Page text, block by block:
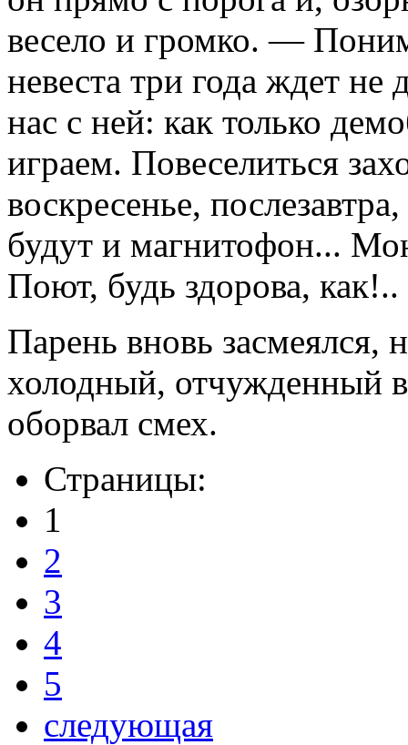
весело и громко. —
невеста три года ждет не
нас с ней: как только
играем. Повеселиться
воскресенье,
будут и магнитофон...
Поют, будь здорова, как!..
Парень вновь засмеялся,
холодный, отчужденный
оборвал смех.
Страницы:
1
2
3
4
5
следующая